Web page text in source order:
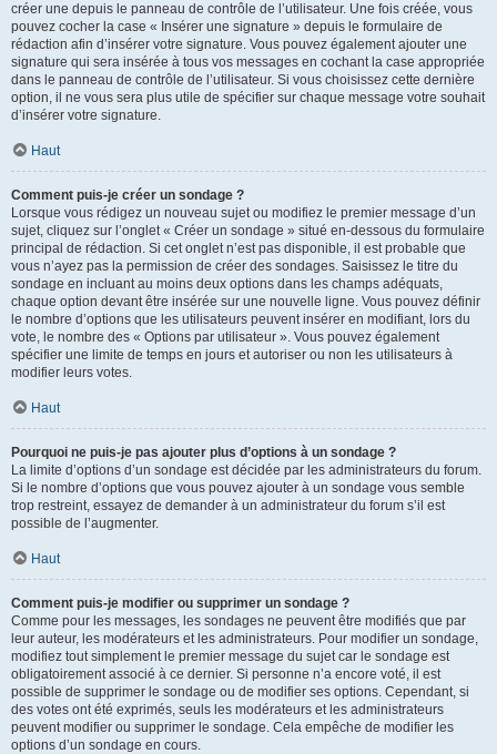
créer une depuis le panneau de contrôle de l’utilisateur. Une fois créée, vous
pouvez cocher la case « Insérer une signature » depuis le formulaire de
rédaction afin d’insérer votre signature. Vous pouvez également ajouter une
signature qui sera insérée à tous vos messages en cochant la case appropriée
dans le panneau de contrôle de l’utilisateur. Si vous choisissez cette dernière
option, il ne vous sera plus utile de spécifier sur chaque message votre souhait
d’insérer votre signature.
Haut
Comment puis-je créer un sondage ?
Lorsque vous rédigez un nouveau sujet ou modifiez le premier message d’un
sujet, cliquez sur l’onglet « Créer un sondage » situé en-dessous du formulaire
principal de rédaction. Si cet onglet n’est pas disponible, il est probable que
vous n’ayez pas la permission de créer des sondages. Saisissez le titre du
sondage en incluant au moins deux options dans les champs adéquats,
chaque option devant être insérée sur une nouvelle ligne. Vous pouvez définir
le nombre d’options que les utilisateurs peuvent insérer en modifiant, lors du
vote, le nombre des « Options par utilisateur ». Vous pouvez également
spécifier une limite de temps en jours et autoriser ou non les utilisateurs à
modifier leurs votes.
Haut
Pourquoi ne puis-je pas ajouter plus d’options à un sondage ?
La limite d’options d’un sondage est décidée par les administrateurs du forum.
Si le nombre d’options que vous pouvez ajouter à un sondage vous semble
trop restreint, essayez de demander à un administrateur du forum s’il est
possible de l’augmenter.
Haut
Comment puis-je modifier ou supprimer un sondage ?
Comme pour les messages, les sondages ne peuvent être modifiés que par
leur auteur, les modérateurs et les administrateurs. Pour modifier un sondage,
modifiez tout simplement le premier message du sujet car le sondage est
obligatoirement associé à ce dernier. Si personne n’a encore voté, il est
possible de supprimer le sondage ou de modifier ses options. Cependant, si
des votes ont été exprimés, seuls les modérateurs et les administrateurs
peuvent modifier ou supprimer le sondage. Cela empêche de modifier les
options d’un sondage en cours.